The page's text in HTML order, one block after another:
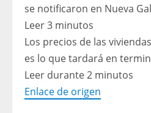
se notificaron en Nueva
Leer 3 minutos
Los precios de las
es lo que tardará en
Leer durante 2 minutos
Enlace de origen